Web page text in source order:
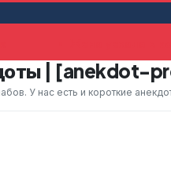
| [anekdot-
У нас есть и короткие